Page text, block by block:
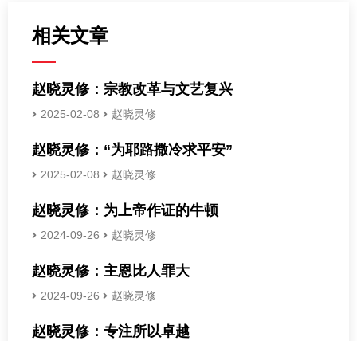
相关文章
赵晓灵修：宗教改革与文艺复兴
2025-02-08 赵晓灵修
赵晓灵修：“为耶路撒冷求平安”
2025-02-08 赵晓灵修
赵晓灵修：为上帝作证的牛顿
2024-09-26 赵晓灵修
赵晓灵修：主恩比人罪大
2024-09-26 赵晓灵修
赵晓灵修：专注所以卓越